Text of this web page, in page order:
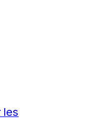
les